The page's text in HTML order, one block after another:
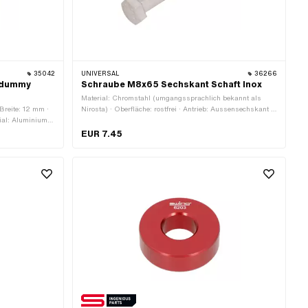
35042
12 mm ·
Aluminium ·
· Ø innen:
UNIVERSAL 36266
Schraube M8x65 Sechskant Schaft Inox
Material: Chromstahl (umgangssprachlich bekannt als
Nirosta) · Oberfläche: rostfrei · Antrieb: Aussensechskant ·
(Standardgewinde) · Schraubenkopf: Sechskant · Schaft: Ja
EUR 7.45